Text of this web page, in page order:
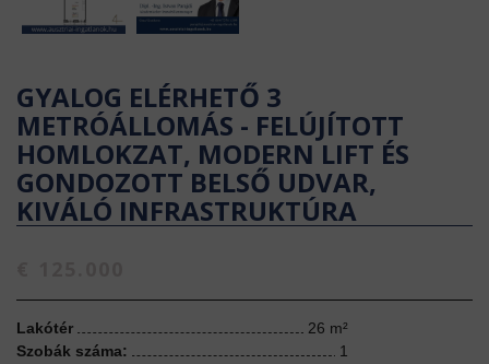
GYALOG ELÉRHETŐ 3
METRÓÁLLOMÁS - FELÚJÍTOTT
HOMLOKZAT, MODERN LIFT ÉS
GONDOZOTT BELSŐ UDVAR,
KIVÁLÓ INFRASTRUKTÚRA
Lakótér
26 m²
Szobák száma:
1